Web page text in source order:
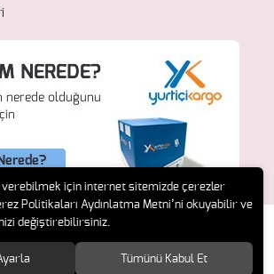
verebilmek için internet sitemizde çerezler
Politikaları Aydınlatma Metni’ni okuyabilir ve
değiştirebilirsiniz.
Tümünü Kabul Et